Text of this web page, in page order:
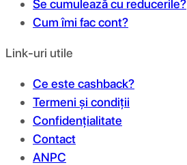
Se cumulează cu reducerile?
Cum îmi fac cont?
Link-uri utile
Ce este cashback?
Termeni și condiții
Confidențialitate
Contact
ANPC